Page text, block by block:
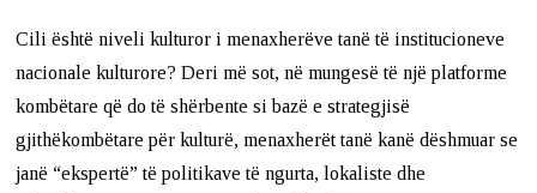
Cili është niveli kulturor i menaxherëve tanë të institucioneve
nacionale kulturore? Deri më sot, në mungesë të një platforme
kombëtare që do të shërbente si bazë e strategjisë
gjithëkombëtare për kulturë, menaxherët tanë kanë dëshmuar se
janë “ekspertë” të politikave të ngurta, lokaliste dhe